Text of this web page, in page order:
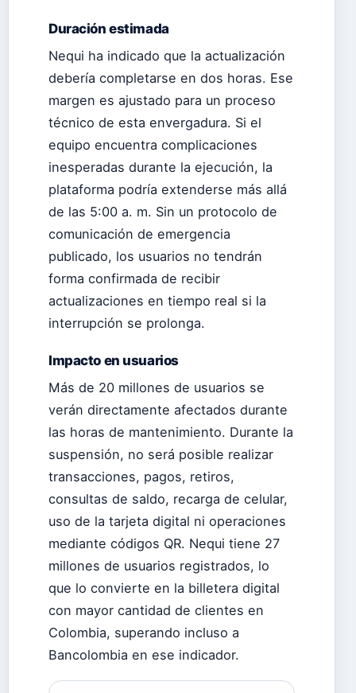
Duración estimada
Nequi ha indicado que la actualización
debería completarse en dos horas. Ese
margen es ajustado para un proceso
técnico de esta envergadura. Si el
equipo encuentra complicaciones
inesperadas durante la ejecución, la
plataforma podría extenderse más allá
de las 5:00 a. m. Sin un protocolo de
comunicación de emergencia
publicado, los usuarios no tendrán
forma confirmada de recibir
actualizaciones en tiempo real si la
interrupción se prolonga.
Impacto en usuarios
Más de 20 millones de usuarios se
verán directamente afectados durante
las horas de mantenimiento. Durante la
suspensión, no será posible realizar
transacciones, pagos, retiros,
consultas de saldo, recarga de celular,
uso de la tarjeta digital ni operaciones
mediante códigos QR. Nequi tiene 27
millones de usuarios registrados, lo
que lo convierte en la billetera digital
con mayor cantidad de clientes en
Colombia, superando incluso a
Bancolombia en ese indicador.